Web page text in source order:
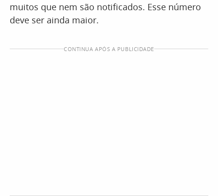
muitos que nem são notificados. Esse número
deve ser ainda maior.
CONTINUA APÓS A PUBLICIDADE